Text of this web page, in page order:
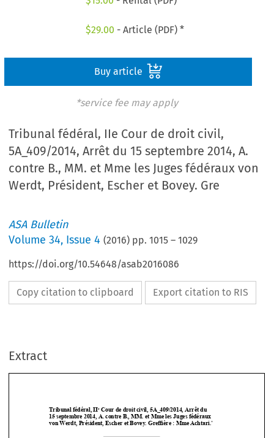
$29.00 - Article (PDF) *
Buy article
*service fee may apply
Tribunal fédéral, IIe Cour de droit civil,
5A_409/2014, Arrêt du 15 septembre 2014, A.
contre B., MM. et Mme les Juges fédéraux von
Werdt, Président, Escher et Bovey. Gre
ASA Bulletin
Volume34, Issue 4 (2016) pp.1015 –1029
https://doi.org/10.54648/asab2016086
Copy citation to clipboard Export citation to RIS
Extract



 
Tribunal fédéral, IIe Cour de droit civil, 5A_409/2014, Arrêt du
Exécution d’une sentence arbitrale canadienne en Suisse – Convention de New
York (CNY) – Notification irrégulière des actes de la procédure (Art. IV(1)(b)
CNY) (non) – Connaissance suffisante de la procédure d’arbitrage – Caractère